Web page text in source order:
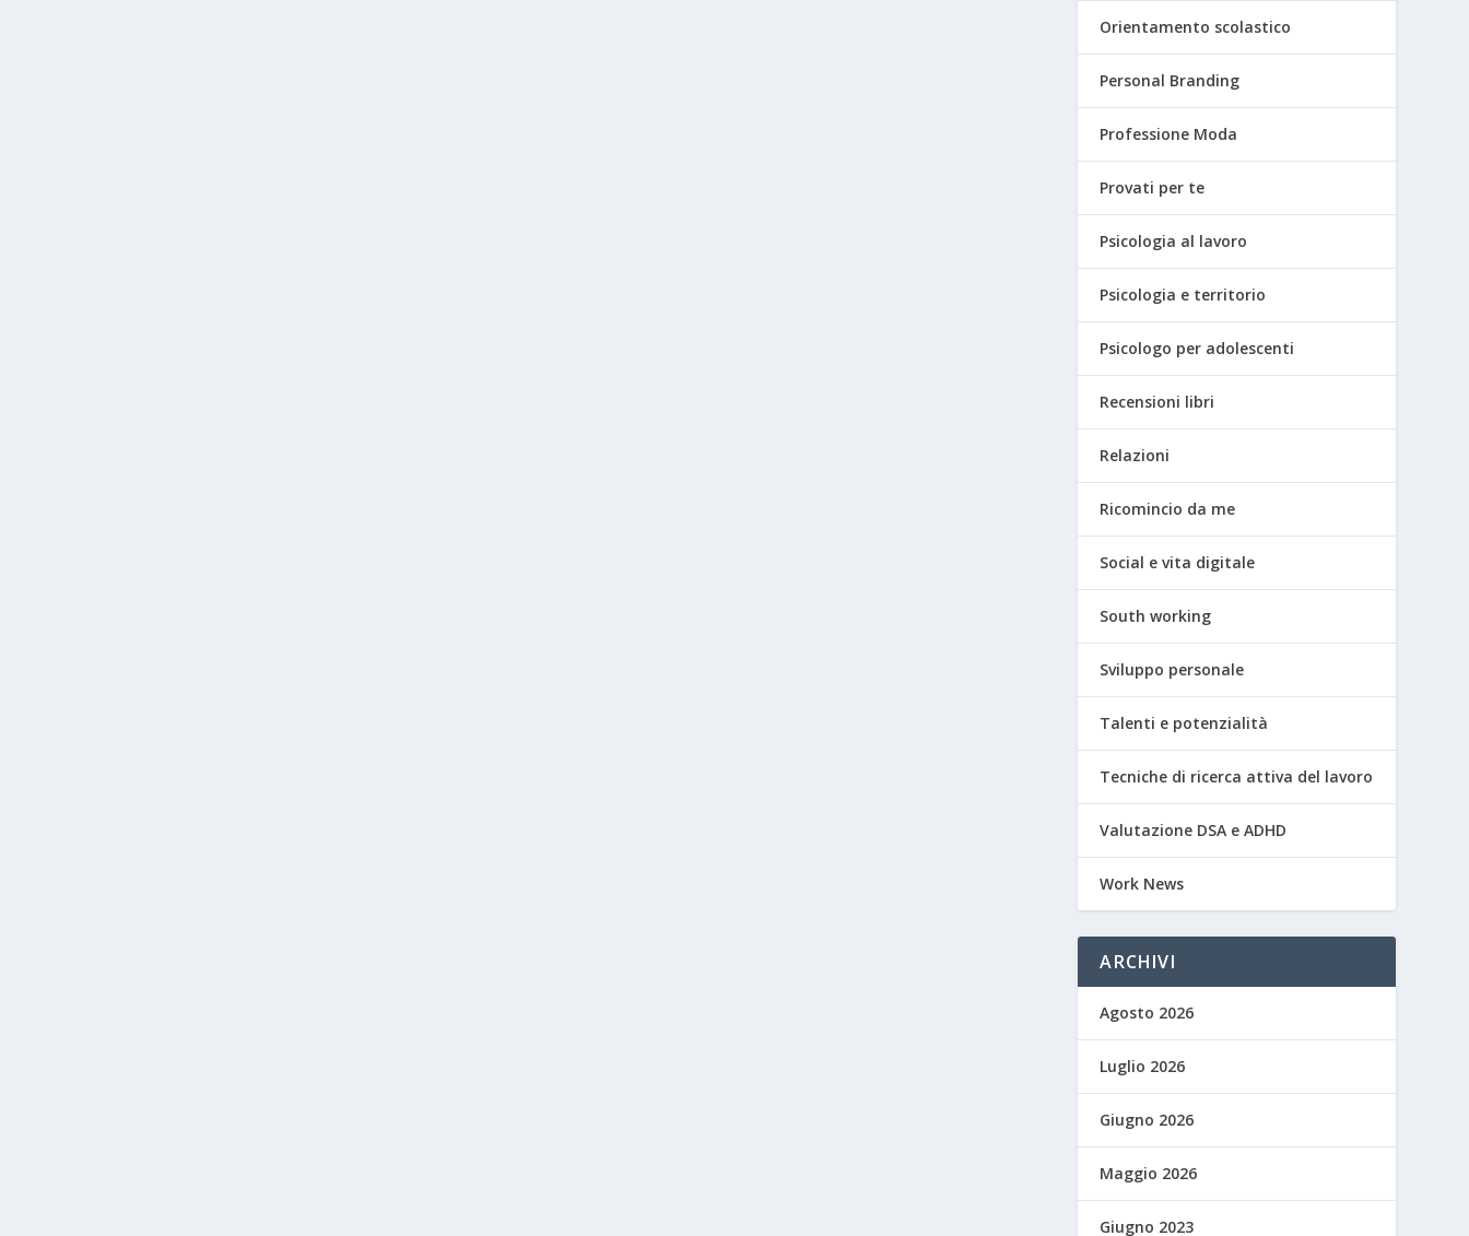
Orientamento scolastico
Personal Branding
Professione Moda
Provati per te
Psicologia al lavoro
Psicologia e territorio
Psicologo per adolescenti
Recensioni libri
Relazioni
Ricomincio da me
Social e vita digitale
South working
Sviluppo personale
Talenti e potenzialità
Tecniche di ricerca attiva del lavoro
Valutazione DSA e ADHD
Work News
ARCHIVI
Agosto 2026
Luglio 2026
Giugno 2026
Maggio 2026
Giugno 2023